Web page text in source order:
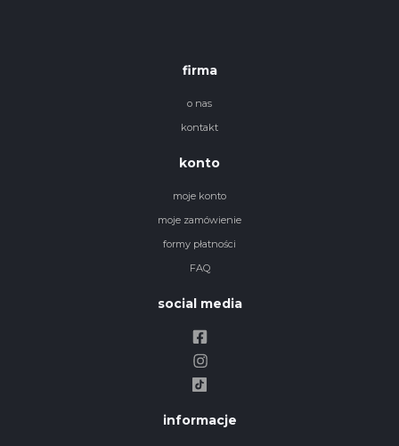
firma
o nas
kontakt
konto
moje konto
moje zamówienie
formy płatności
FAQ
social media
informacje